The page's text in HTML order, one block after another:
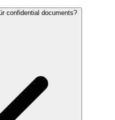
confidential documents?